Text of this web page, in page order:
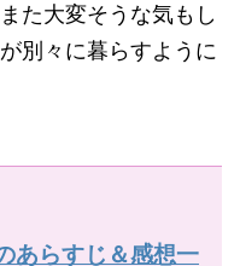
た大変そうな気もし
別々に暮らすように
あらすじ＆感想一